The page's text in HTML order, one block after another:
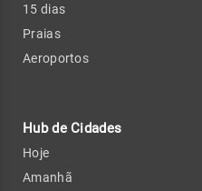
15 dias
Praias
Aeroportos
Hub de Cidades
Hoje
Amanhã